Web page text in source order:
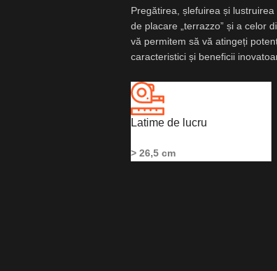
Pregătirea, șlefuirea și
de placare „terrazzo” și a celor
vă permitem să vă atingeți
caracteristici și beneficii
Latime de lucru
> 26,5 cm